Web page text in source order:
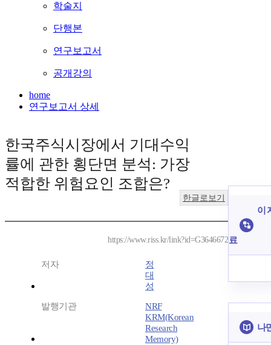
학술지
단행본
연구보고서
공개강의
home
연구보고서 상세
한국주식시장에서 기대수익
률에 관한 횡단면 분석: 가장
적합한 위험요인 조합은?
한글로보기
https://www.riss.kr/link?id=G3646672
저자
정
대
성
발행기관
NRF
KRM(Korean
Research
Memory)
이
료
나